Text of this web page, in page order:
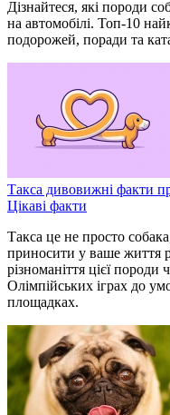
Дізнайтеся, які породи
на автомобілі. Топ-10
подорожей, поради та
Такса дивовижні факти
Цікаві факти
Такса це не просто
приносити у ваше життя
різноманіття цієї породи
Олімпійських іграх до
площадках.